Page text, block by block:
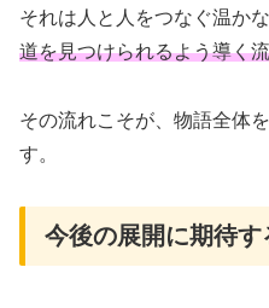
それは人と人をつなぐ温か
道を見つけられるよう導く
その流れこそが、物語全体
す。
今後の展開に期待